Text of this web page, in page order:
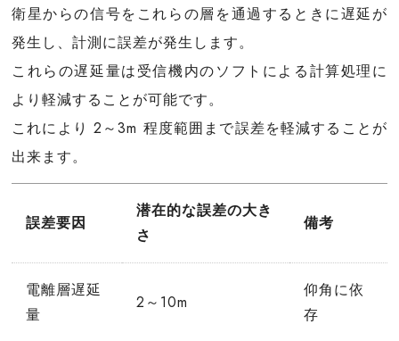
衛星からの信号をこれらの層を通過するときに遅延が
発生し、計測に誤差が発生します。
これらの遅延量は受信機内のソフトによる計算処理に
より軽減することが可能です。
これにより 2～3m 程度範囲まで誤差を軽減することが
出来ます。
誤差要因
潜在的な誤差の大き
さ
備考
電離層遅延
量
2～10m
仰角に依
存